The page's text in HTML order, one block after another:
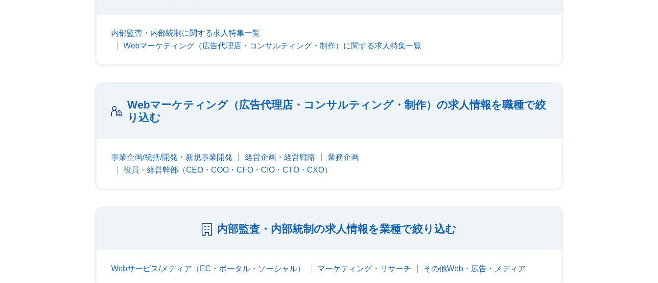
内部監査・内部統制に関する求人特集一覧
Webマーケティング（広告代理店・コンサルティング・制作）に関する求人特集一覧
Webマーケティング（広告代理店・コンサルティング・制作）の求人情報を職種で絞
り込む
事業企画/統括/開発・新規事業開発 経営企画・経営戦略
業務企画
役員・経営幹部（CEO・COO・CFO・CIO・CTO・CXO）
内部監査・内部統制の求人情報を業種で絞り込む
Webサービス/メディア（EC・ポータル・ソーシャル） マーケティング・リサーチ その他Web・広告・メディア